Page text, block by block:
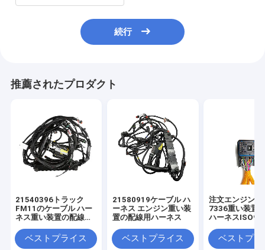
続行
推薦されたプロダクト
21540396トラック
FM11のケーブル ハー
ネス重い装置の配線用
ベストプライス
21580919ケーブル ハ
ーネス エンジン重い装
置の配線用ハーネス
ベストプライス
注文エンジン
7336重い装置
ハーネス
ベストプラ